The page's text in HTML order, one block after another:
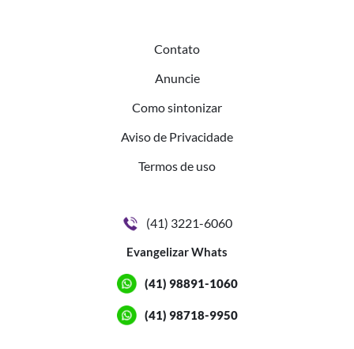
Contato
Anuncie
Como sintonizar
Aviso de Privacidade
Termos de uso
(41) 3221-6060
Evangelizar Whats
(41) 98891-1060
(41) 98718-9950